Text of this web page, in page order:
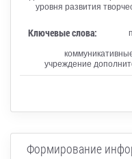
уровня развития
Ключевые слова:
учреждение
Формирование